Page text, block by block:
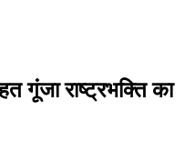
गूंजा राष्ट्रभक्ति का